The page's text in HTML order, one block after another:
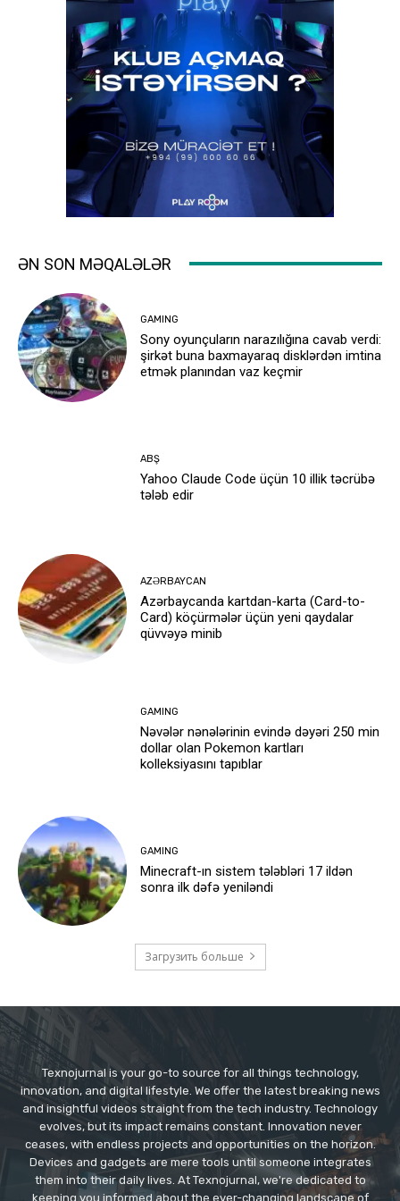
ƏN SON MƏQALƏLƏR
GAMING
Sony oyunçuların narazılığına cavab verdi:
şirkət buna baxmayaraq disklərdən imtina
etmək planından vaz keçmir
ABŞ
Yahoo Claude Code üçün 10 illik təcrübə
tələb edir
AZƏRBAYCAN
Azərbaycanda kartdan-karta (Card-to-
Card) köçürmələr üçün yeni qaydalar
qüvvəyə minib
GAMING
Nəvələr nənələrinin evində dəyəri 250 min
dollar olan Pokemon kartları
kolleksiyasını tapıblar
GAMING
Minecraft-ın sistem tələbləri 17 ildən
sonra ilk dəfə yeniləndi
Загрузить больше
Texnojurnal is your go-to source for all things technology,
innovation, and digital lifestyle. We offer the latest breaking news
and insightful videos straight from the tech industry. Technology
evolves, but its impact remains constant. Innovation never
ceases, with endless projects and opportunities on the horizon.
Devices and gadgets are mere tools until someone integrates
them into their daily lives. At Texnojurnal, we're dedicated to
keeping you informed about the ever-changing landscape of